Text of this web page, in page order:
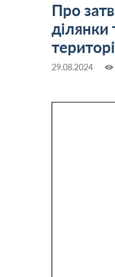
Про
ділянки
29.08.2024